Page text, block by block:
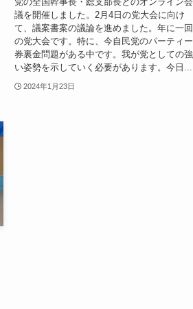
議を開催しました。2月4日の党大会に向け
て、議案書案の議論を進めました。年に一回
の党大会です。特に、今自民党のパーティー
券裏金問題がある中です。我が党としての強
い姿勢を示していく必要があります。今日...
2024年1月23日